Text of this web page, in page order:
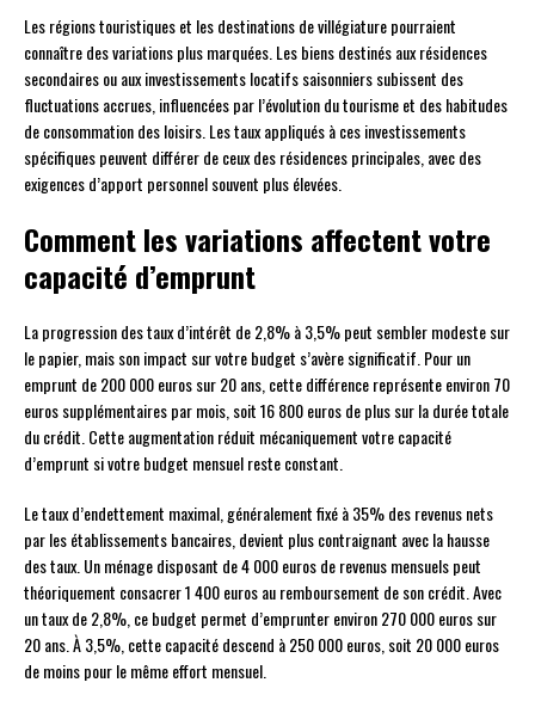
Les régions touristiques et les destinations de villégiature pourraient
connaître des variations plus marquées. Les biens destinés aux résidences
secondaires ou aux investissements locatifs saisonniers subissent des
fluctuations accrues, influencées par l’évolution du tourisme et des habitudes
de consommation des loisirs. Les taux appliqués à ces investissements
spécifiques peuvent différer de ceux des résidences principales, avec des
exigences d’apport personnel souvent plus élevées.
Comment les variations affectent votre
capacité d’emprunt
La progression des taux d’intérêt de 2,8% à 3,5% peut sembler modeste sur
le papier, mais son impact sur votre budget s’avère significatif. Pour un
emprunt de 200 000 euros sur 20 ans, cette différence représente environ 70
euros supplémentaires par mois, soit 16 800 euros de plus sur la durée totale
du crédit. Cette augmentation réduit mécaniquement votre capacité
d’emprunt si votre budget mensuel reste constant.
Le taux d’endettement maximal, généralement fixé à 35% des revenus nets
par les établissements bancaires, devient plus contraignant avec la hausse
des taux. Un ménage disposant de 4 000 euros de revenus mensuels peut
théoriquement consacrer 1 400 euros au remboursement de son crédit. Avec
un taux de 2,8%, ce budget permet d’emprunter environ 270 000 euros sur
20 ans. À 3,5%, cette capacité descend à 250 000 euros, soit 20 000 euros
de moins pour le même effort mensuel.